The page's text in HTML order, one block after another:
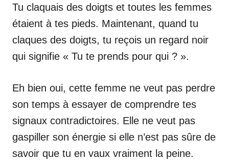
Tu claquais des doigts et toutes les femmes
étaient à tes pieds. Maintenant, quand tu
claques des doigts, tu reçois un regard noir
qui signifie « Tu te prends pour qui ? ».
Eh bien oui, cette femme ne veut pas perdre
son temps à essayer de comprendre tes
signaux contradictoires. Elle ne veut pas
gaspiller son énergie si elle n’est pas sûre de
savoir que tu en vaux vraiment la peine.